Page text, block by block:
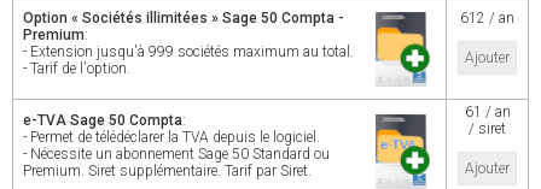
Option « Sociétés illimitées » Sage 50 Compta -
Premium:
- Extension jusqu'à 999 sociétés maximum au total.
- Tarif de l'option.
612 / an
Ajouter
e-TVA Sage 50 Compta:
- Permet de télédéclarer la TVA depuis le logiciel.
- Nécessite un abonnement Sage 50 Standard ou
Premium. Siret supplémentaire. Tarif par Siret.
61 / an
/ siret
Ajouter